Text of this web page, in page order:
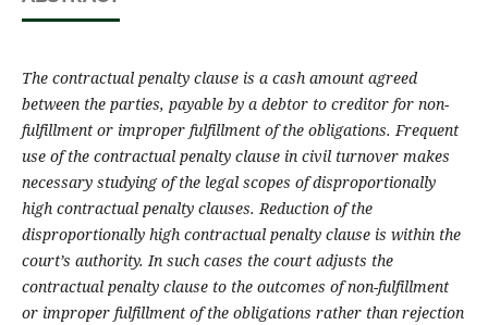
The contractual penalty clause is a cash amount agreed
between the parties, payable by a debtor to creditor for non-
fulfillment or improper fulfillment of the obligations. Frequent
use of the contractual penalty clause in civil turnover makes
necessary studying of the legal scopes of disproportionally
high contractual penalty clauses. Reduction of the
disproportionally high contractual penalty clause is within the
court’s authority. In such cases the court adjusts the
contractual penalty clause to the outcomes of non-fulfillment
or improper fulfillment of the obligations rather than rejection